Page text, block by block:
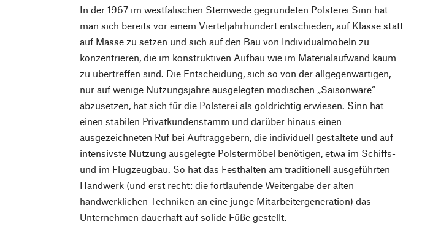
In der 1967 im westfälischen Stemwede gegründeten Polsterei Sinn hat
man sich bereits vor einem Vierteljahrhundert entschieden, auf Klasse statt
auf Masse zu setzen und sich auf den Bau von Individualmöbeln zu
konzentrieren, die im konstruktiven Aufbau wie im Materialaufwand kaum
zu übertreffen sind. Die Entscheidung, sich so von der allgegenwärtigen,
nur auf wenige Nutzungsjahre ausgelegten modischen „Saisonware“
abzusetzen, hat sich für die Polsterei als goldrichtig erwiesen. Sinn hat
einen stabilen Privatkundenstamm und darüber hinaus einen
ausgezeichneten Ruf bei Auftraggebern, die individuell gestaltete und auf
intensivste Nutzung ausgelegte Polstermöbel benötigen, etwa im Schiffs-
und im Flugzeugbau. So hat das Festhalten am traditionell ausgeführten
Handwerk (und erst recht: die fortlaufende Weitergabe der alten
handwerklichen Techniken an eine junge Mitarbeitergeneration) das
Unternehmen dauerhaft auf solide Füße gestellt.